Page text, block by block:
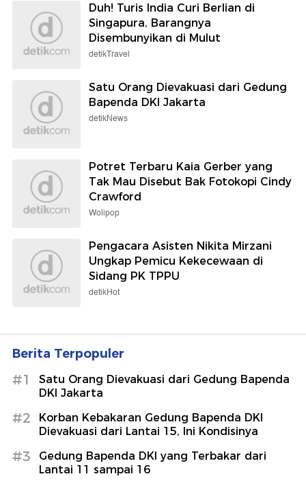
Duh! Turis India Curi Berlian di
Singapura, Barangnya
Disembunyikan di Mulut
detikTravel
Satu Orang Dievakuasi dari Gedung
Bapenda DKI Jakarta
detikNews
Potret Terbaru Kaia Gerber yang
Tak Mau Disebut Bak Fotokopi Cindy
Crawford
Wolipop
Pengacara Asisten Nikita Mirzani
Ungkap Pemicu Kekecewaan di
Sidang PK TPPU
detikHot
Berita Terpopuler
#1
Satu Orang Dievakuasi dari Gedung Bapenda
DKI Jakarta
#2
Korban Kebakaran Gedung Bapenda DKI
Dievakuasi dari Lantai 15, Ini Kondisinya
#3
Gedung Bapenda DKI yang Terbakar dari
Lantai 11 sampai 16